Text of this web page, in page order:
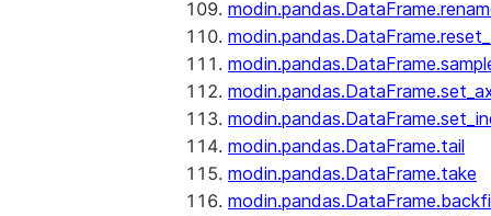
modin.pandas.DataFrame.tail
modin.pandas.DataFrame.take